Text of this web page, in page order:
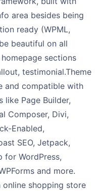
area besides being
ready (WPML,
beautiful on all
sections
testimonial.Theme
and compatible with
like Page Builder,
Composer, Divi,
Enabled,
SEO, Jetpack,
for WordPress,
and more.
online shopping store